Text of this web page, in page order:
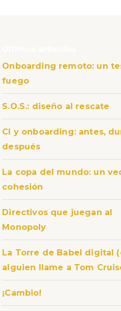
Onboarding remoto: un
fuego
S.O.S.: diseño al rescate
CI y onboarding: antes,
después
La copa del mundo: un
cohesión
Directivos que juegan al
Monopoly
La Torre de Babel digital
alguien llame a Tom
¡Cambio!